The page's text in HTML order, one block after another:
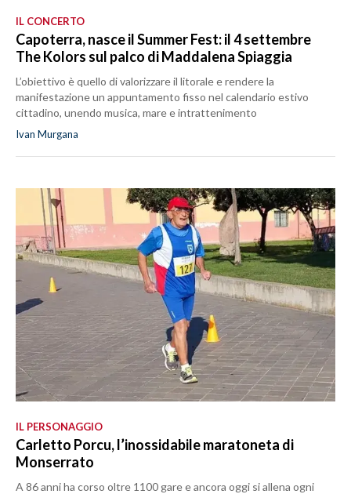
IL CONCERTO
Capoterra, nasce il Summer Fest: il 4 settembre
The Kolors sul palco di Maddalena Spiaggia
L’obiettivo è quello di valorizzare il litorale e rendere la
manifestazione un appuntamento fisso nel calendario estivo
cittadino, unendo musica, mare e intrattenimento
Ivan Murgana
IL PERSONAGGIO
Carletto Porcu, l’inossidabile maratoneta di
Monserrato
A 86 anni ha corso oltre 1100 gare e ancora oggi si allena ogni